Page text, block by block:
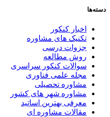
دسته‌ها
اخبار کنکور
تکنیک های مشاوره
جزوات درسی
روش مطالعه
سوالات کنکور سراسری
مجله علمی فناوری
مشاوره تحصیلی
مشاوره شهر های کشور
معرفی بهترین اساتید
مقالات مشاوره ای